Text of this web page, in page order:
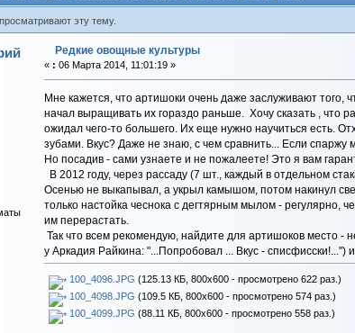
эту тему.
Редкие овощные культуры
« : 06 Марта 2014, 11:01:19 »
Мне кажется, что артишоки очень даже заслуживают
начал выращивать их гораздо раньше. Хочу сказать , что
ожидал чего-то большего. Их еще нужно научиться есть.
зубами. Вкус? Даже не знаю, с чем сравнить... Если
Но посадив - сами узнаете и не пожалеете! Это я вам
В 2012 году, через рассаду (7 шт., каждый в отдельном
Осенью не выкапывал, а укрыл камышом, потом накинул
только настойка чеснока с дегтярным мылом - регулярно,
им перерастать.
Так что всем рекомендую, найдите для артишоков место
у Аркадия Райкина: "...Попробовал ... Вкус -
100_4096.JPG (125.13 КБ, 800x600 - просмотрено 622 раз.)
100_4098.JPG (109.5 КБ, 800x600 - просмотрено 574 раз.)
100_4099.JPG (88.11 КБ, 800x600 - просмотрено 558 раз.)